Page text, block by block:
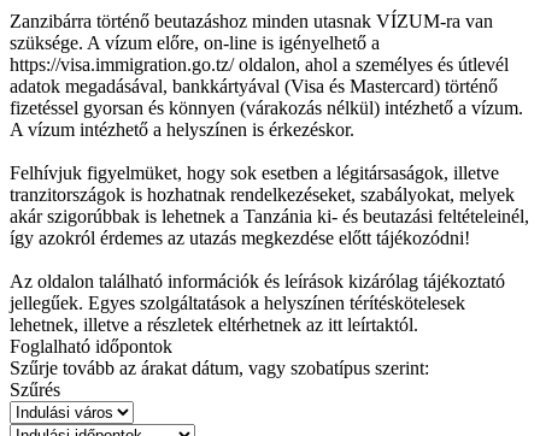
Zanzibárra történő beutazáshoz minden utasnak VÍZUM-ra van
szüksége. A vízum előre, on-line is igényelhető a
https://visa.immigration.go.tz/ oldalon, ahol a személyes és útlevél
adatok megadásával, bankkártyával (Visa és Mastercard) történő
fizetéssel gyorsan és könnyen (várakozás nélkül) intézhető a vízum.
A vízum intézhető a helyszínen is érkezéskor.
Felhívjuk figyelmüket, hogy sok esetben a légitársaságok, illetve
tranzitországok is hozhatnak rendelkezéseket, szabályokat, melyek
akár szigorúbbak is lehetnek a Tanzánia ki- és beutazási feltételeinél,
így azokról érdemes az utazás megkezdése előtt tájékozódni!
Az oldalon található információk és leírások kizárólag tájékoztató
jellegűek. Egyes szolgáltatások a helyszínen térítéskötelesek
lehetnek, illetve a részletek eltérhetnek az itt leírtaktól.
Foglalható időpontok
Szűrje tovább az árakat dátum, vagy szobatípus szerint:
Szűrés